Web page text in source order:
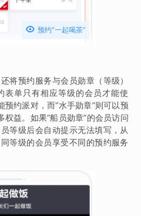
 预约“一起喝茶”
将预约服务与会员勋章（等级）
表单只有相应等级的会员才能使
预约派对，而“水手勋章”则可以预
权益。如果“船员勋章”的会员访问
等级后会自动提示无法填写，从
等级的会员享受不同的预约服务